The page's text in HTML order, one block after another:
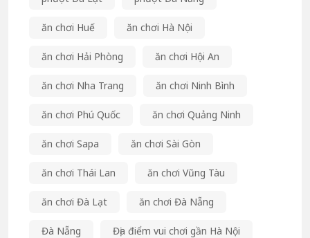
ăn chơi Huế ăn chơi Hà Nội
ăn chơi Hải Phòng ăn chơi Hội An
ăn chơi Nha Trang ăn chơi Ninh Bình
ăn chơi Phú Quốc ăn chơi Quảng Ninh
ăn chơi Sapa ăn chơi Sài Gòn
ăn chơi Thái Lan ăn chơi Vũng Tàu
ăn chơi Đà Lạt ăn chơi Đà Nẵng
Đà Nẵng Địa điểm vui chơi gần Hà Nội